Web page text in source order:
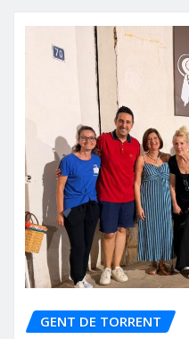
GENT DE TORRENT